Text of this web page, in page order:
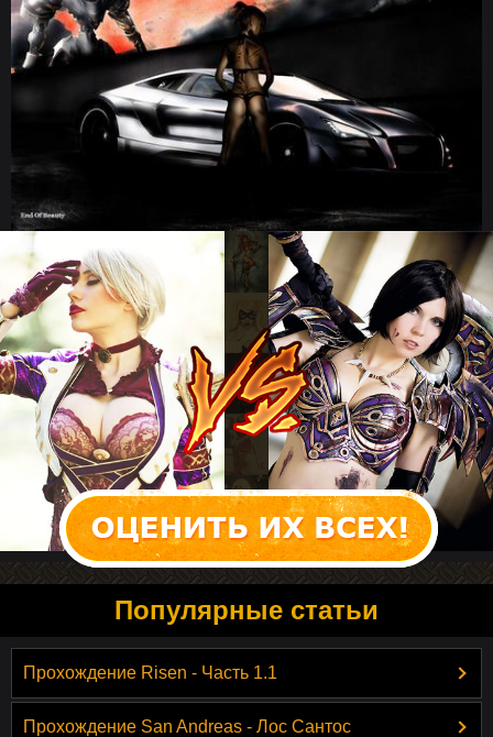
Популярные статьи
Прохождение Risen - Часть 1.1
Прохождение San Andreas - Лос Сантос